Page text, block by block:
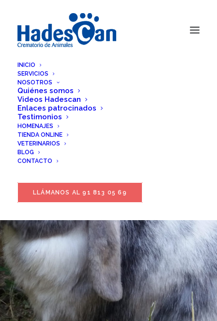
INICIO
SERVICIOS
NOSOTROS
Quiénes somos
Videos Hadescan
Enlaces patrocinados
Testimonios
HOMENAJES
TIENDA ONLINE
VETERINARIOS
BLOG
CONTACTO
LLÁMANOS AL 91 813 05 69